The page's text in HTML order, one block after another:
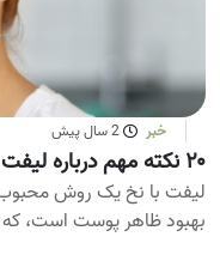
خبر 2 سال پیش
۲۰ نکته مهم درباره لیفت با نخ که باید بدانید!
لیفت با نخ یک روش محبوب
بهبود ظاهر پوست است،